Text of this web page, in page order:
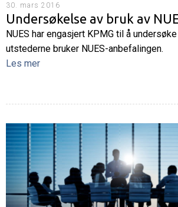
30. mars 2016
Undersøkelse av bruk av
NUES har engasjert KPMG til å
utstederne bruker NUES-anbefalingen.
Les mer